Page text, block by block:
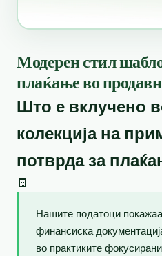
Модерен стил
плаќање во
Што е вклучено
колекција на
потврда за
🧾
Нашите податоци
финансиска
во практиките